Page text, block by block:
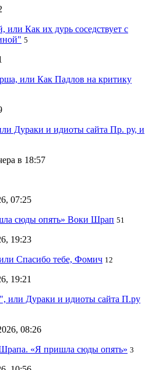
Как их дурь соседствует с
5
или Как Падлов на критику
Дураки и идиоты сайта Пр. ру, и
в 18:57
07:25
сюды опять» Воки Шрап 51
19:23
Спасибо тебе, Фомич 12
19:21
или Дураки и идиоты сайта П.ру
08:26
«Я пришла сюды опять» 3